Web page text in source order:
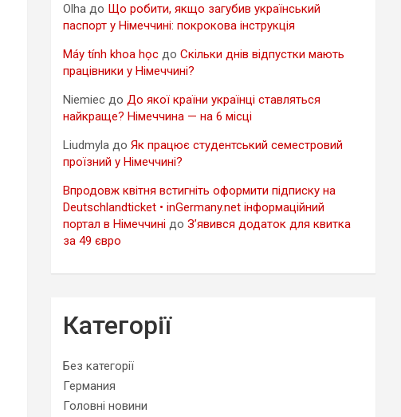
Olha до Що робити, якщо загубив український
паспорт у Німеччині: покрокова інструкція
Máy tính khoa học доСкільки днів відпустки мають
працівники у Німеччині?
Niemiec доДо якої країни українці ставляться
найкраще? Німеччина — на 6 місці
Liudmyla доЯк працює студентський семестровий
проїзний у Німеччині?
Впродовж квітня встигніть оформити підписку на
Deutschlandticket • inGermany.net інформаційний
портал в Німеччині доЗ’явився додаток для квитка
за 49 євро
Категорії
Без категорії
Германия
Головні новини